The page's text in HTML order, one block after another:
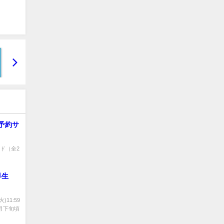
約サ
（全2
)11:59
下旬頃